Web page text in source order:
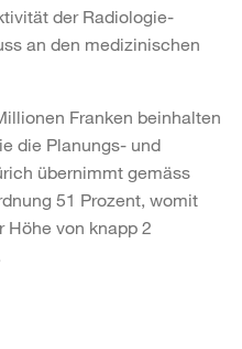
der Radiologie-
an den medizinischen
Franken beinhalten
die Planungs- und
übernimmt gemäss
51 Prozent, womit
Höhe von knapp 2